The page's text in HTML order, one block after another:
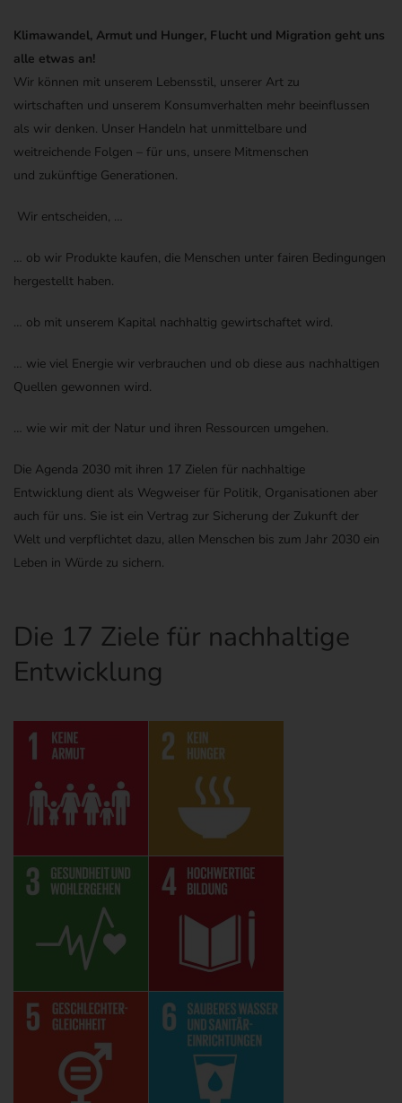
Klimawandel, Armut und Hunger, Flucht und Migration geht uns
alle etwas an!
Wir können mit unserem Lebensstil, unserer Art zu
wirtschaften und unserem Konsumverhalten mehr beeinflussen
als wir denken. Unser Handeln hat unmittelbare und
weitreichende Folgen – für uns, unsere Mitmenschen
und zukünftige Generationen.
Wir entscheiden, …
… ob wir Produkte kaufen, die Menschen unter fairen Bedingungen
hergestellt haben.
… ob mit unserem Kapital nachhaltig gewirtschaftet wird.
… wie viel Energie wir verbrauchen und ob diese aus nachhaltigen
Quellen gewonnen wird.
… wie wir mit der Natur und ihren Ressourcen umgehen.
Die Agenda 2030 mit ihren 17 Zielen für nachhaltige
Entwicklung dient als Wegweiser für Politik, Organisationen aber
auch für uns. Sie ist ein Vertrag zur Sicherung der Zukunft der
Welt und verpflichtet dazu, allen Menschen bis zum Jahr 2030 ein
Leben in Würde zu sichern.
Die 17 Ziele für nachhaltige
Entwicklung